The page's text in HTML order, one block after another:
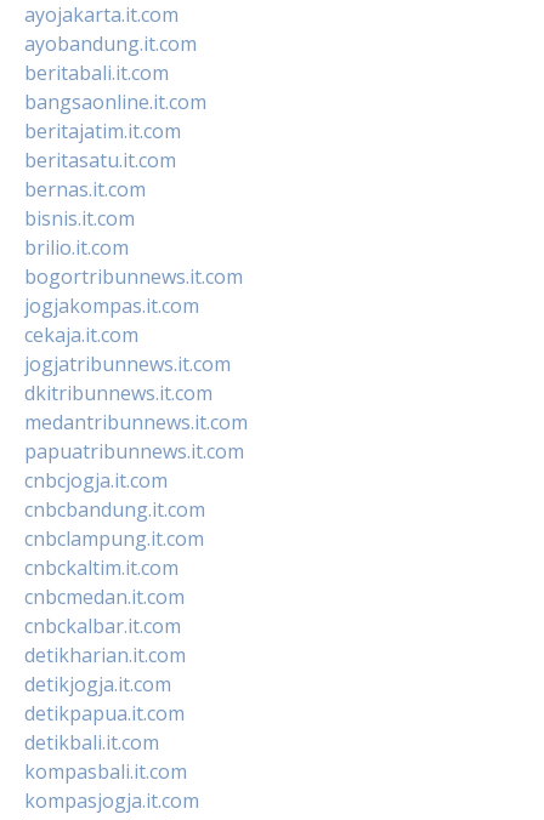
ayojakarta.it.com
ayobandung.it.com
beritabali.it.com
bangsaonline.it.com
beritajatim.it.com
beritasatu.it.com
bernas.it.com
bisnis.it.com
brilio.it.com
bogortribunnews.it.com
jogjakompas.it.com
cekaja.it.com
jogjatribunnews.it.com
dkitribunnews.it.com
medantribunnews.it.com
papuatribunnews.it.com
cnbcjogja.it.com
cnbcbandung.it.com
cnbclampung.it.com
cnbckaltim.it.com
cnbcmedan.it.com
cnbckalbar.it.com
detikharian.it.com
detikjogja.it.com
detikpapua.it.com
detikbali.it.com
kompasbali.it.com
kompasjogja.it.com